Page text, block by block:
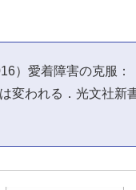
）愛着障害の克服：
変われる．光文社新